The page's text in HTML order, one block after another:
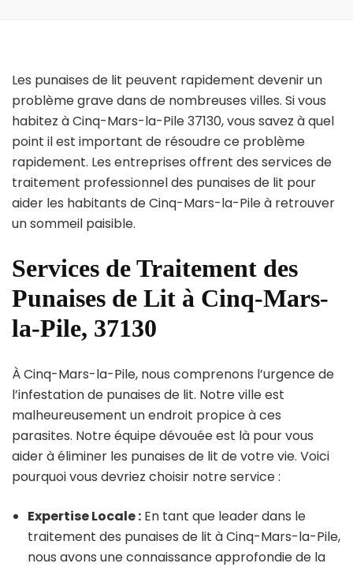
Les punaises de lit peuvent rapidement devenir un
problème grave dans de nombreuses villes. Si vous
habitez à Cinq-Mars-la-Pile 37130, vous savez à quel
point il est important de résoudre ce problème
rapidement. Les entreprises offrent des services de
traitement professionnel des punaises de lit pour
aider les habitants de Cinq-Mars-la-Pile à retrouver
un sommeil paisible.
Services de Traitement des
Punaises de Lit à Cinq-Mars-
la-Pile, 37130
À Cinq-Mars-la-Pile, nous comprenons l’urgence de
l’infestation de punaises de lit. Notre ville est
malheureusement un endroit propice à ces
parasites. Notre équipe dévouée est là pour vous
aider à éliminer les punaises de lit de votre vie. Voici
pourquoi vous devriez choisir notre service :
Expertise Locale : En tant que leader dans le
traitement des punaises de lit à Cinq-Mars-la-Pile,
nous avons une connaissance approfondie de la